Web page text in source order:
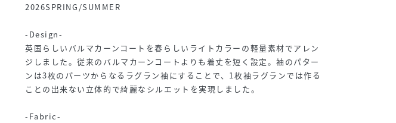
2026SPRING/SUMMER
-Design-
英国らしいバルマカーンコートを春らしいライトカラーの軽量素材でアレン
ジしました。従来のバルマカーンコートよりも着丈を短く設定。袖のパター
ンは3枚のパーツからなるラグラン袖にすることで、1枚袖ラグランでは作る
ことの出来ない立体的で綺麗なシルエットを実現しました。
-Fabric-